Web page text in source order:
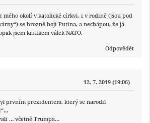
mého okolí v katolické církvi, i v rodině (jsou pod
se hrozně bojí Putina, a nechápou, že já
jsem kritikem válek NATO.
Odpovědět
12. 7. 2019 (19:06)
prvním prezidentem, který se narodil
… včetně Trumpa…